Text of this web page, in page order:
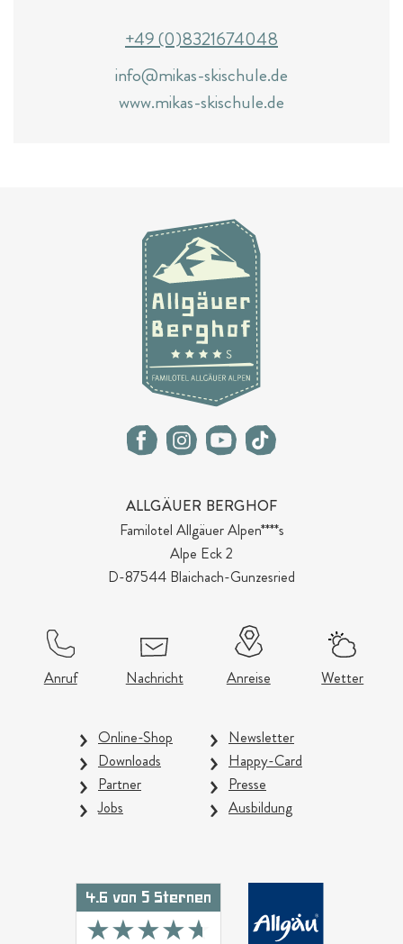
+49 (0)8321674048
info@mikas-skischule.de
www.mikas-skischule.de
ALLGÄUER BERGHOF
Familotel Allgäuer Alpen****s
Alpe Eck 2
D-87544 Blaichach-Gunzesried
Anruf Nachricht Anreise Wetter
Online-Shop
Newsletter
Downloads
Happy-Card
Partner
Presse
Jobs
Ausbildung
4.6 von 5 Sternen
★★★★★
★★★★★